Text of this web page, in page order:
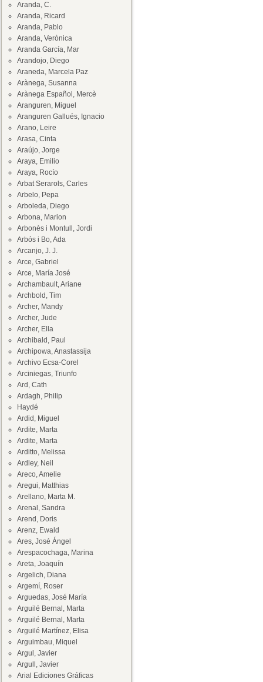
Aranda, C.
Aranda, Ricard
Aranda, Pablo
Aranda, Verònica
Aranda García, Mar
Arandojo, Diego
Araneda, Marcela Paz
Arànega, Susanna
Arànega Español, Mercè
Aranguren, Miguel
Aranguren Gallués, Ignacio
Arano, Leire
Arasa, Cinta
Araújo, Jorge
Araya, Emilio
Araya, Rocío
Arbat Serarols, Carles
Arbelo, Pepa
Arboleda, Diego
Arbona, Marion
Arbonès i Montull, Jordi
Arbós i Bo, Ada
Arcanjo, J. J.
Arce, Gabriel
Arce, María José
Archambault, Ariane
Archbold, Tim
Archer, Mandy
Archer, Jude
Archer, Ella
Archibald, Paul
Archipowa, Anastassija
Archivo Ecsa-Corel
Arciniegas, Triunfo
Ard, Cath
Ardagh, Philip
Haydé
Ardid, Miguel
Ardite, Marta
Ardite, Marta
Arditto, Melissa
Ardley, Neil
Areco, Amelie
Aregui, Matthias
Arellano, Marta M.
Arenal, Sandra
Arend, Doris
Arenz, Ewald
Ares, José Ángel
Arespacochaga, Marina
Areta, Joaquín
Argelich, Diana
Argemí, Roser
Arguedas, José María
Arguilé Bernal, Marta
Arguilé Bernal, Marta
Arguilé Martínez, Elisa
Arguimbau, Miquel
Argul, Javier
Argull, Javier
Arial Ediciones Gráficas